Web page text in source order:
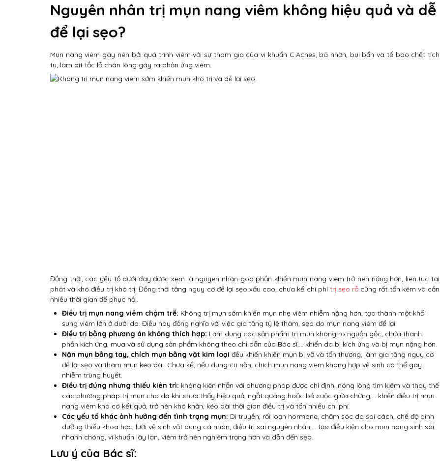
Nguyên nhân trị mụn nang viêm không hiệu quả và dễ
để lại sẹo?
Mụn nang viêm gây nên bởi quá trình viêm với sự tham gia của vi khuẩn C.Acnes, bã nhờn, bụi bẩn và tế bào chết tích
tụ, làm bít tắc lỗ chân lông gây ra phản ứng viêm.
Đồng thời, các yếu tố dưới đây được xem là nguyên nhân góp phần khiến mụn nang viêm trở nên nặng hơn, liên tục tái
phát và khó điều trị khó trị. Đồng thời tăng nguy cơ để lại sẹo xấu cao, chưa kể chi phí trị sẹo rỗ cũng rất tốn kém và cần
nhiều thời gian để phục hồi.
Điều trị mụn nang viêm chậm trễ: Không trị mụn sớm khiến mụn nhẹ viêm nhiễm nặng hơn, tạo thành một khối
sưng viêm lớn ở dưới da. Điều này đồng nghĩa với việc gia tăng tỷ lệ thâm, sẹo do mụn nang viêm để lại.
Điều trị bằng phương án không thích hợp: Lạm dụng các sản phẩm trị mụn không rõ nguồn gốc, chứa thành
phần kích ứng, mua và sử dụng sản phẩm không theo chỉ dẫn của Bác sĩ,… khiến da bị kích ứng và bị mụn nặng hơn.
Nặn mụn bằng tay, chích mụn bằng vật kim loại đều khiến khiến mụn bị vỡ và tổn thương, làm gia tăng nguy cơ
để lại sẹo và thâm mụn kéo dài. Chưa kể, nếu dụng cụ nặn, chích mụn nang viêm không hợp vệ sinh có thể gây
nhiễm trùng huyết.
Điều trị đúng nhưng thiếu kiên trì: không kiên nhẫn với phương pháp được chỉ định, nóng lòng tìm kiếm và thay thế
các phương pháp trị mụn cho da khi chưa thấy hiệu quả, ngắt quãng hoặc bỏ cuộc giữa chừng,… khiến điều trị mụn
nang viêm khó có kết quả, trở nên khó khăn, kéo dài thời gian điều trị và tốn nhiều chi phí.
Các yếu tố khác ảnh hưởng đến tình trạng mụn: Di truyền, rối loạn hormone, chăm sóc da sai cách, chế độ dinh
dưỡng thiếu khoa học, lười vệ sinh vật dụng cá nhân, điều trị sai nguyên nhân,… tạo điều kiện cho mụn nang sinh sôi
nhanh chóng, vi khuẩn lây lan, viêm trở nên nghiêm trọng hơn và dẫn đến sẹo.
Lưu ý của Bác sĩ: